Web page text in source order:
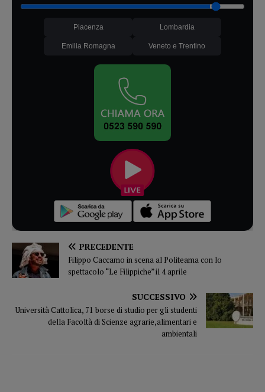
Piacenza Lombardia
Emilia Romagna Veneto e Trentino
PRECEDENTE
Filippo Caccamo in scena al Politeama con lo
spettacolo “Le Filippiche” il 4 aprile
SUCCESSIVO
Università Cattolica, 71 borse di studio per gli studenti
della Facoltà di Scienze agrarie,alimentari e
ambientali